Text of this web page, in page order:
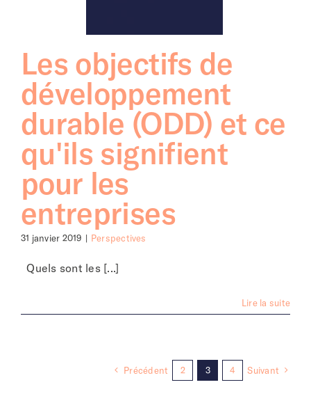
Les objectifs de
développement
durable (ODD) et ce
qu'ils signifient
pour les
entreprises
31 janvier 2019 | Perspectives
Quels sont les [...]
Lire la suite
Précédent 2 3 4 Suivant